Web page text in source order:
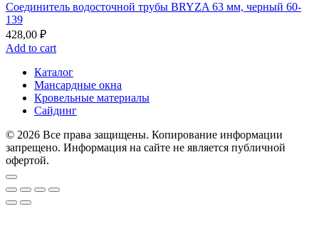
Соединитель водосточной трубы BRYZA 63 мм, черный 60-
139
428,00 ₽
Add to cart
Каталог
Мансардные окна
Кровельные материалы
Сайдинг
© 2026 Все права защищены. Копирование информации
запрещено. Информация на сайте не является публичной
офертой.